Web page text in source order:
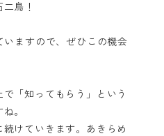
鳥！
ますので、ぜひこの機会
「知ってもらう」という
。
けていきます。あきらめ